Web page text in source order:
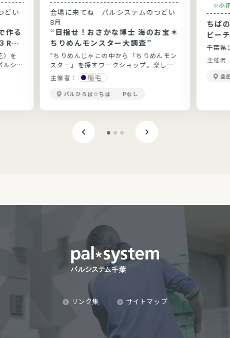
どい
作る
Rの
）を
ルシ
会場に来てね パルシステムのつどい
8月
“目指せ！おさかな博士 海のお宝＊
ちりめんモンスター大調査”
"ちりめんじゃこの中から「ちりめんモン
スター」を探すワークショップ。楽しみ
ながらお魚と海の環境問題について学び
ます。"
主催者： 稲毛
パルひろば☆ちば Pなし
※小
ちば
ビー
千葉県
主催者
金
リンク集 サイトマップ